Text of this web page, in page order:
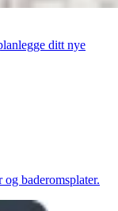
ditt nye
baderomsplater.